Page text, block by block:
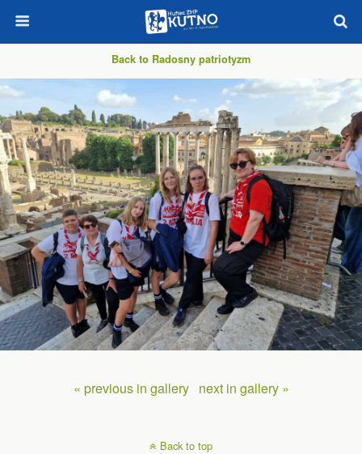
Back to Radosny patriotyzm
« previous in gallery next in gallery »
Back to top